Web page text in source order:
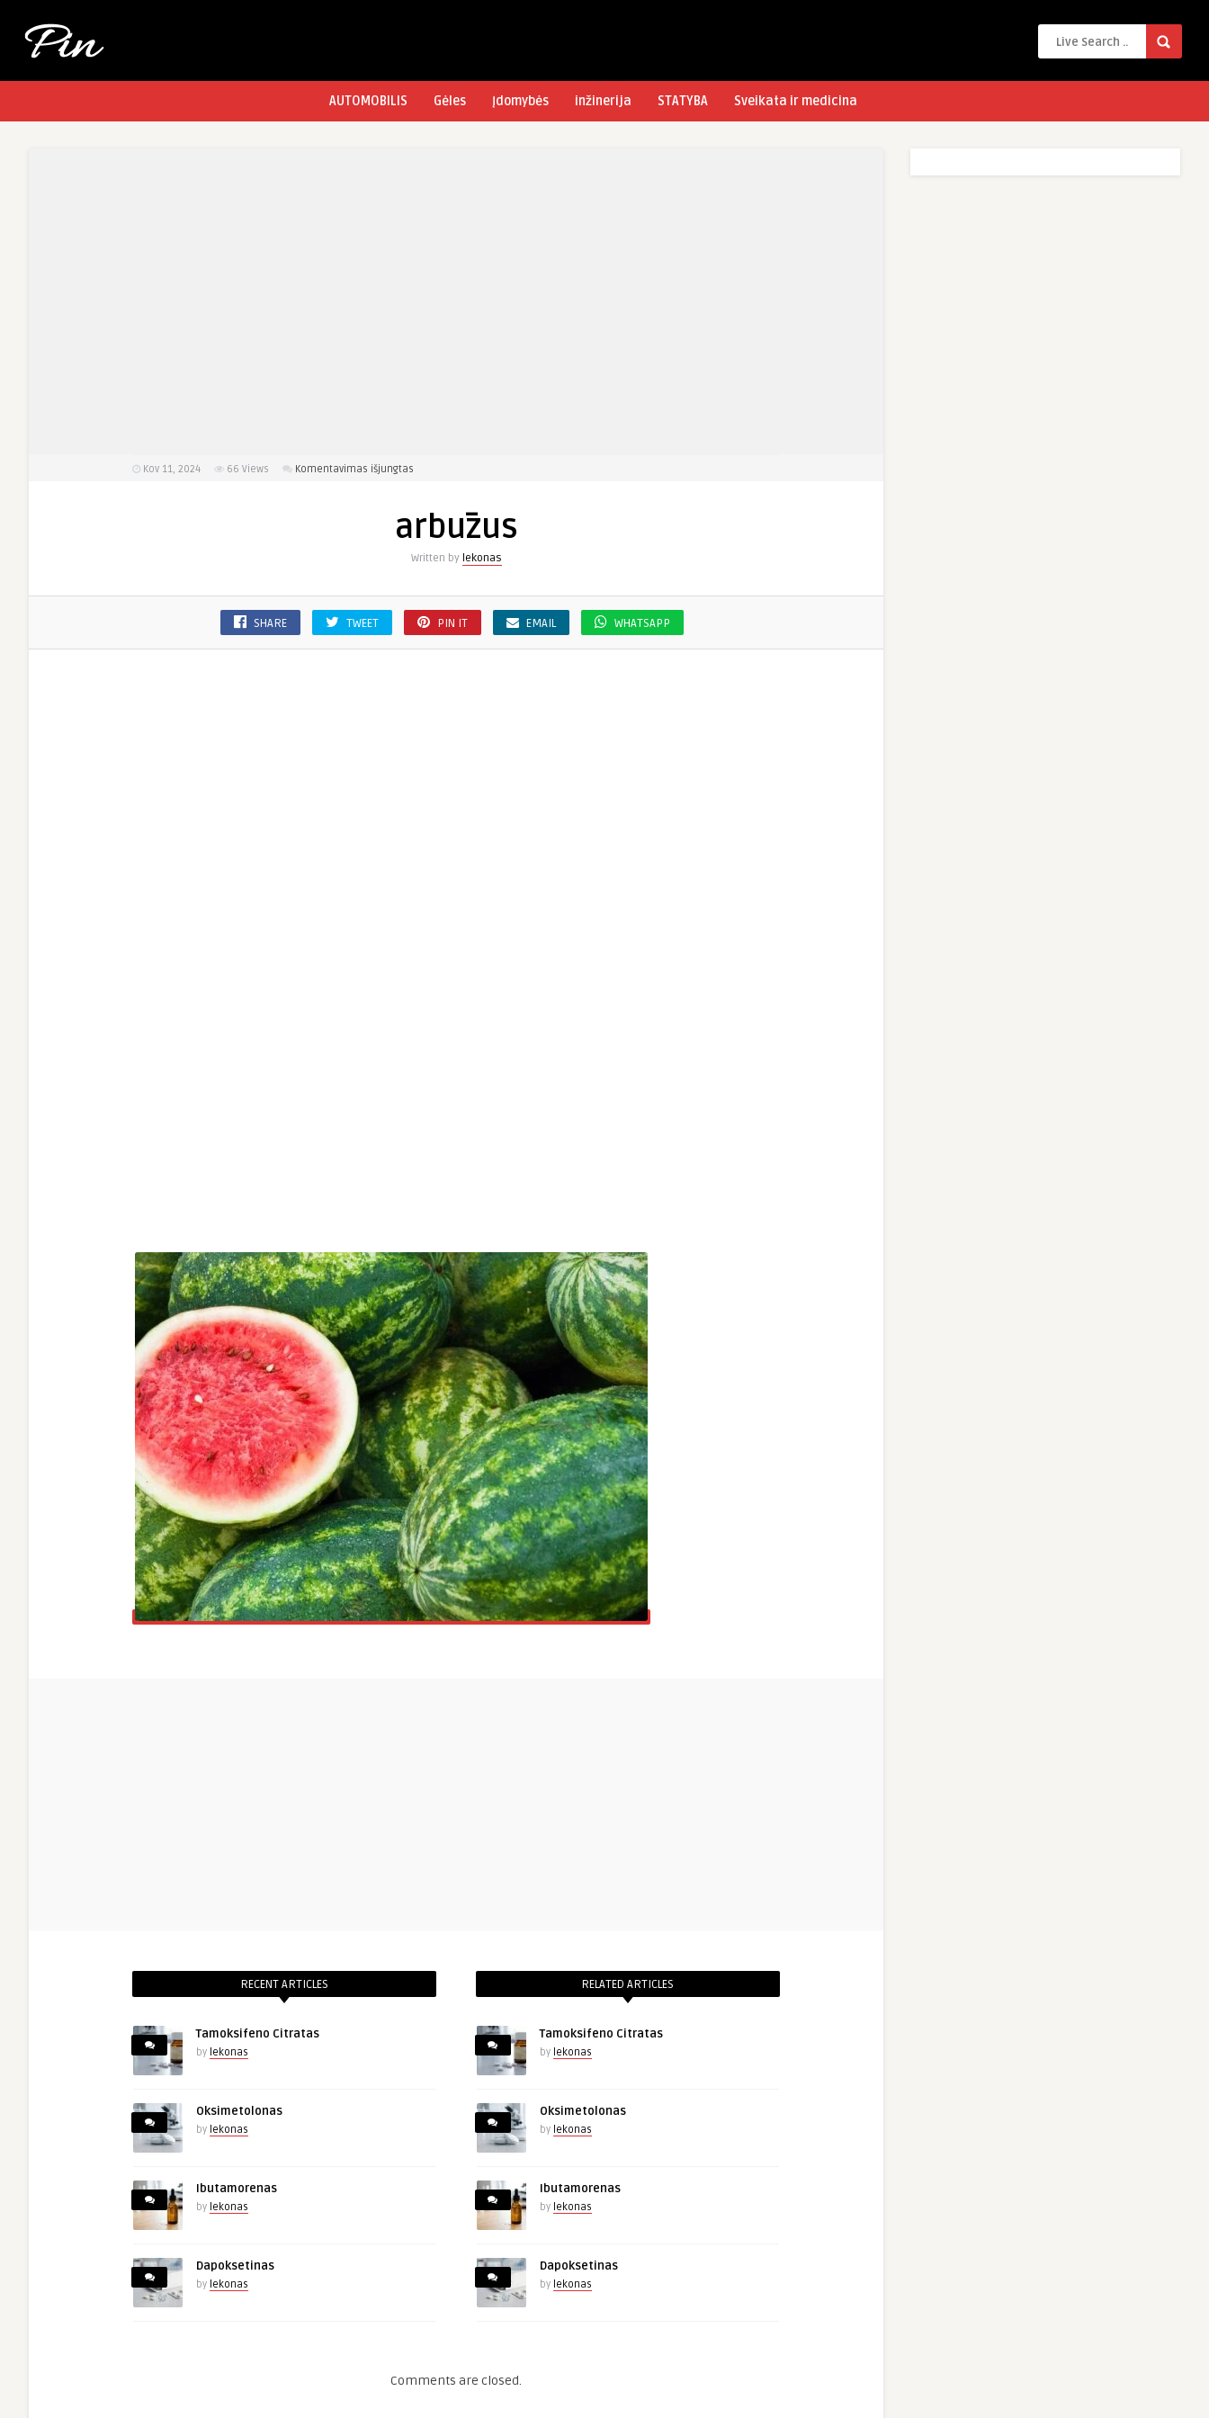
AUTOMOBILIS Gėles Įdomybės inžinerija STATYBA Sveikata ir medicina
Kov 11, 2024 66 Views Komentavimas išjungtas
arbūzus
Written by lekonas
SHARE TWEET PIN IT EMAIL WHATSAPP
RECENT ARTICLES
Tamoksifeno Citratas
by lekonas
Oksimetolonas
by lekonas
Ibutamorenas
by lekonas
Dapoksetinas
by lekonas
RELATED ARTICLES
Tamoksifeno Citratas
by lekonas
Oksimetolonas
by lekonas
Ibutamorenas
by lekonas
Dapoksetinas
by lekonas
Comments are closed.